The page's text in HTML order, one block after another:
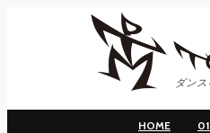
ダン
HOME